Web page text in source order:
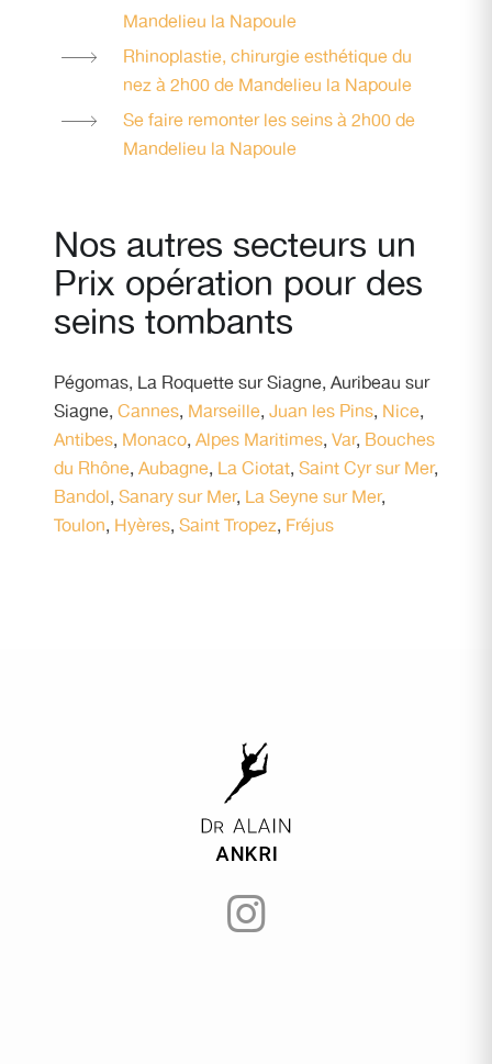
Mandelieu la Napoule
Rhinoplastie, chirurgie esthétique du
nez à 2h00 de Mandelieu la Napoule
Se faire remonter les seins à 2h00 de
Mandelieu la Napoule
Nos autres secteurs un
Prix opération pour des
seins tombants
Pégomas, La Roquette sur Siagne, Auribeau sur
Siagne, Cannes, Marseille, Juan les Pins, Nice,
Antibes, Monaco, Alpes Maritimes, Var, Bouches
du Rhône, Aubagne, La Ciotat, Saint Cyr sur Mer,
Bandol, Sanary sur Mer, La Seyne sur Mer,
Toulon, Hyères, Saint Tropez, Fréjus